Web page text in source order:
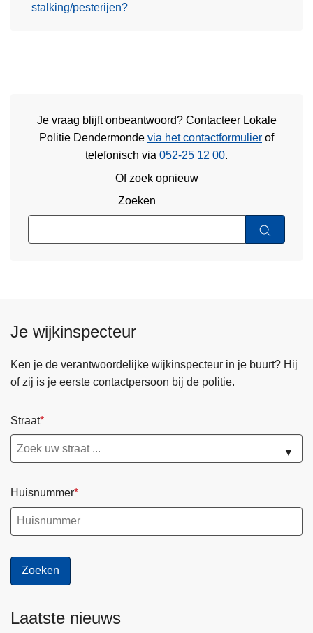
stalking/pesterijen?
Je vraag blijft onbeantwoord? Contacteer Lokale
Politie Dendermonde via het contactformulier of
telefonisch via 052-25 12 00.
Of zoek opnieuw
Zoeken
Je wijkinspecteur
Ken je de verantwoordelijke wijkinspecteur in je buurt? Hij
of zij is je eerste contactpersoon bij de politie.
Straat
▼
Huisnummer
Laatste nieuws